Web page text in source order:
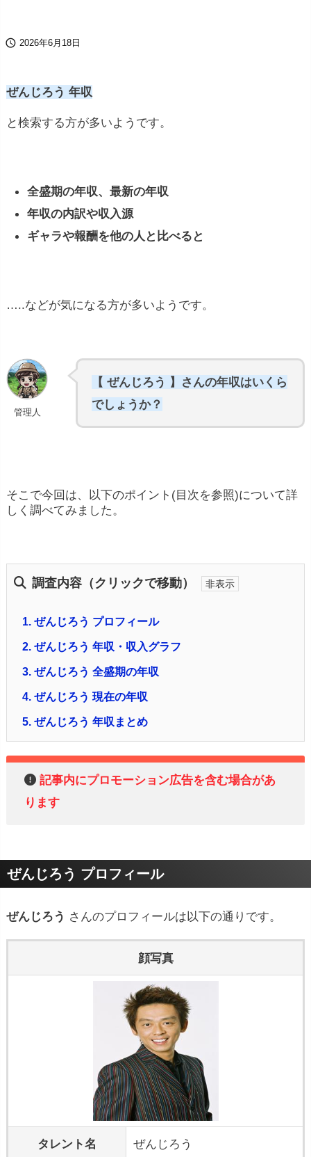
 2026年6月18日
ぜんじろう 年収
と検索する方が多いようです。
全盛期の年収、最新の年収
年収の内訳や収入源
ギャラや報酬を他の人と比べると
…..などが気になる方が多いようです。
管理人
【 ぜんじろう 】さんの年収はいくら
でしょうか？
そこで今回は、以下のポイント(目次を参照)について詳
しく調べてみました。
調査内容（クリックで移動）
1. ぜんじろう プロフィール
2. ぜんじろう 年収・収入グラフ
3. ぜんじろう 全盛期の年収
4. ぜんじろう 現在の年収
5. ぜんじろう 年収まとめ
記事内にプロモーション広告を含む場合があ
ります
ぜんじろう プロフィール
ぜんじろう さんのプロフィールは以下の通りです。
顔写真
タレント名 ぜんじろう